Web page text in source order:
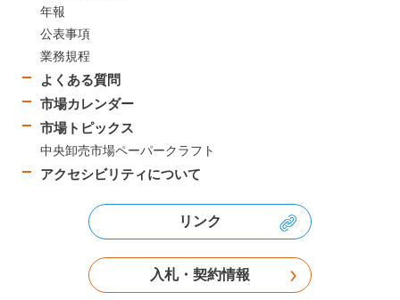
年報
公表事項
業務規程
よくある質問
市場カレンダー
市場トピックス
中央卸売市場ペーパークラフト
アクセシビリティについて
リンク
入札・契約情報